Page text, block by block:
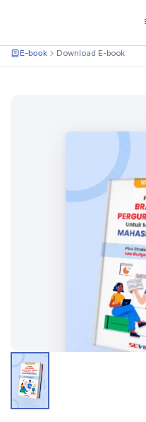
E-book Download E-book